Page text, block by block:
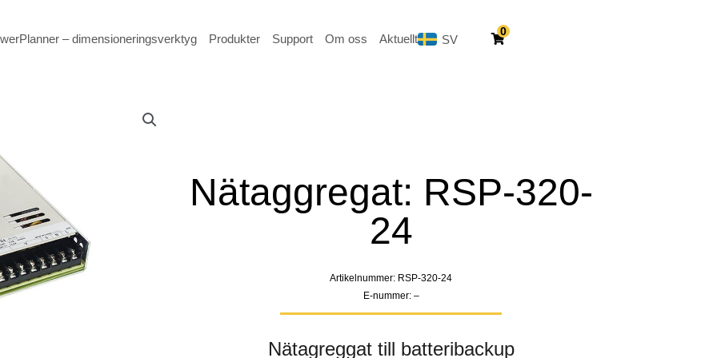
– dimensioneringsverktyg Produkter Support Om oss Aktuellt SV
EN
0
Nätaggregat: RSP-320-
24
Artikelnummer: RSP-320-24
E-nummer: –
Nätagreggat till batteribackup